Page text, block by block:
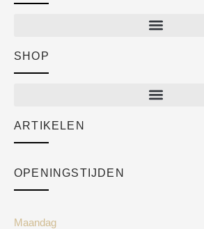
Academy
SHOP
ARTIKELEN
OPENINGSTIJDEN
Maandag